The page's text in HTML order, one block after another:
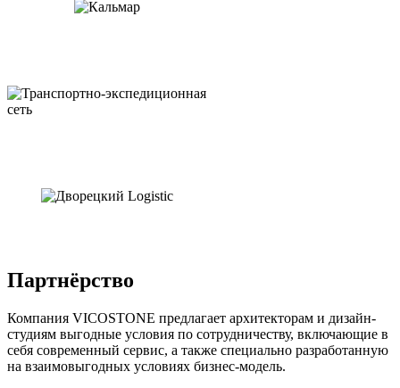
Партнёрство
Компания VICOSTONE предлагает архитекторам и дизайн-
студиям выгодные условия по сотрудничеству, включающие в
себя современный сервис, а также специально разработанную
на взаимовыгодных условиях бизнес-модель.